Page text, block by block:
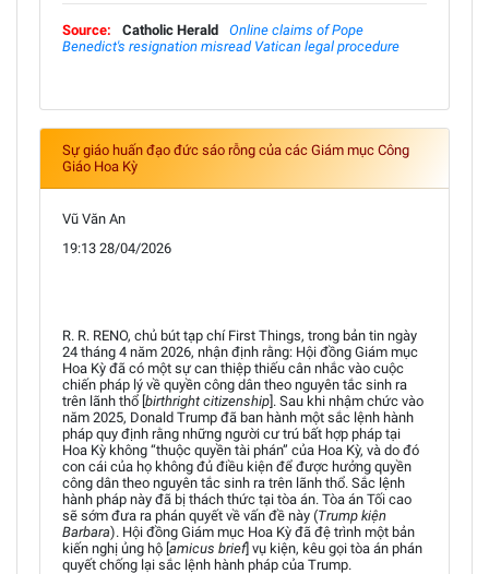
Source: Catholic Herald
Online claims of Pope
Benedict's resignation misread Vatican legal procedure
Sự giáo huấn đạo đức sáo rỗng của các Giám mục Công
Giáo Hoa Kỳ
Vũ Văn An
19:13 28/04/2026
R. R. RENO, chủ bút tạp chí First Things, trong bản tin ngày
24 tháng 4 năm 2026, nhận định rằng: Hội đồng Giám mục
Hoa Kỳ đã có một sự can thiệp thiếu cân nhắc vào cuộc
chiến pháp lý về quyền công dân theo nguyên tắc sinh ra
trên lãnh thổ [birthright citizenship]. Sau khi nhậm chức vào
năm 2025, Donald Trump đã ban hành một sắc lệnh hành
pháp quy định rằng những người cư trú bất hợp pháp tại
Hoa Kỳ không “thuộc quyền tài phán” của Hoa Kỳ, và do đó
con cái của họ không đủ điều kiện để được hưởng quyền
công dân theo nguyên tắc sinh ra trên lãnh thổ. Sắc lệnh
hành pháp này đã bị thách thức tại tòa án. Tòa án Tối cao
sẽ sớm đưa ra phán quyết về vấn đề này (Trump kiện
Barbara). Hội đồng Giám mục Hoa Kỳ đã đệ trình một bản
kiến nghị ủng hộ [amicus brief] vụ kiện, kêu gọi tòa án phán
quyết chống lại sắc lệnh hành pháp của Trump.